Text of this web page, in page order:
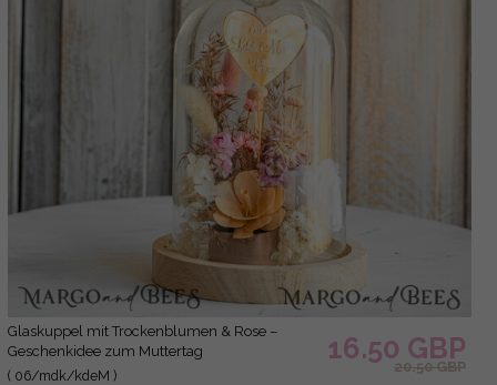
Glaskuppel mit Trockenblumen & Rose –
Geschenkidee zum Muttertag
( 06/mdk/kdeM )
16.50 GBP
20.50 GBP